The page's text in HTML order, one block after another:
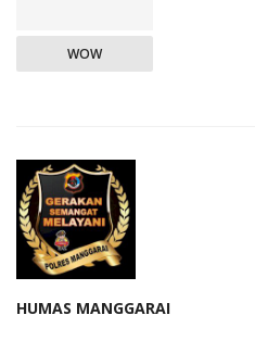
WOW
HUMAS MANGGARAI